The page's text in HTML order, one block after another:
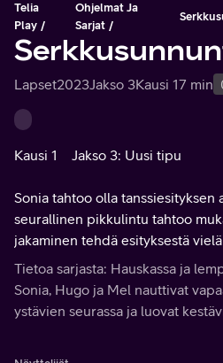
Telia
Play
Ohjelmat Ja
Sarjat
Lapset2023Jakso 3Kausi 17 min
Kausi 1 Jakso 3: Uusi tipu
Sonia tahtoo olla tanssiesityksen
seurallinen pikkulintu tahtoo
jakaminen tehdä esityksestä
Tietoa sarjasta: Hauskassa ja
Sonia, Hugo ja Mel nauttivat
ystävien seurassa ja luovat